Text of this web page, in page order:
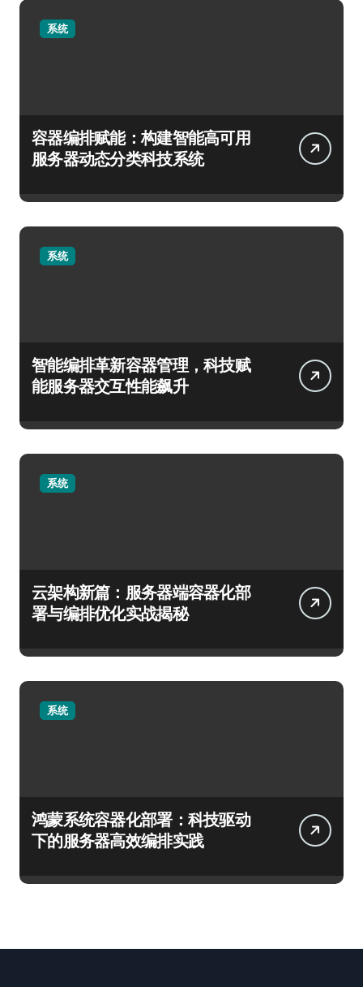
系统
容器编排赋能：构建智能高可用
服务器动态分类科技系统
系统
智能编排革新容器管理，科技赋
能服务器交互性能飙升
系统
云架构新篇：服务器端容器化部
署与编排优化实战揭秘
系统
鸿蒙系统容器化部署：科技驱动
下的服务器高效编排实践